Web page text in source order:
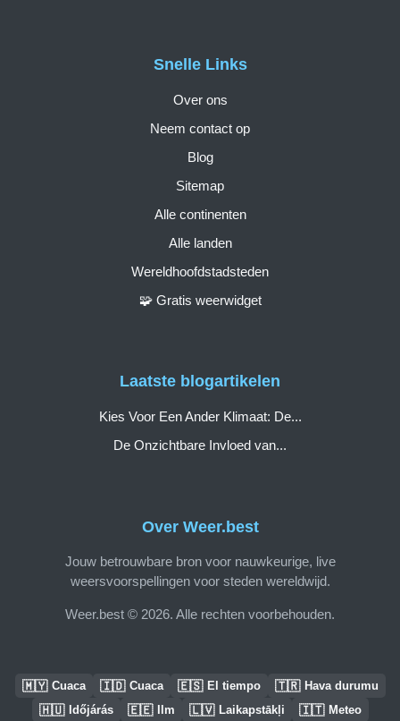
Over Weer.best
Jouw betrouwbare bron voor nauwkeurige, live
weersvoorspellingen voor steden wereldwijd.
Weer.best © 2026. Alle rechten voorbehouden.
Snelle Links
Over ons
Neem contact op
Blog
Sitemap
Alle continenten
Alle landen
Wereldhoofdstadsteden
🧩 Gratis weerwidget
Laatste blogartikelen
Kies Voor Een Ander Klimaat: De...
De Onzichtbare Invloed van...
🇲🇾 Cuaca 🇮🇩 Cuaca 🇪🇸 El tiempo 🇹🇷 Hava durumu
🇭🇺 Időjárás 🇪🇪 Ilm 🇱🇻 Laikapstākļi 🇮🇹 Meteo